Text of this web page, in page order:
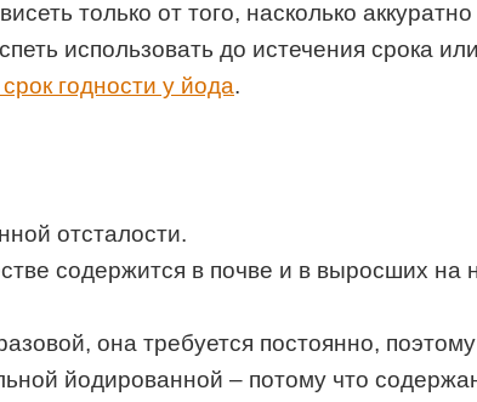
только от того, насколько
использовать до истечения срока
годности у йода.
отсталости.
содержится в почве и в выросших на
она требуется постоянно,
йодированной – потому что